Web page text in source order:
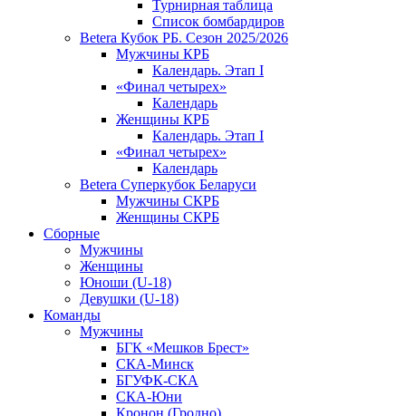
Турнирная таблица
Список бомбардиров
Betera Кубок РБ. Сезон 2025/2026
Мужчины КРБ
Календарь. Этап I
«Финал четырех»
Календарь
Женщины КРБ
Календарь. Этап I
«Финал четырех»
Календарь
Betera Суперкубок Беларуси
Мужчины СКРБ
Женщины СКРБ
Сборные
Мужчины
Женщины
Юноши (U-18)
Девушки (U-18)
Команды
Мужчины
БГК «Мешков Брест»
СКА-Минск
БГУФК-СКА
СКА-Юни
Кронон (Гродно)